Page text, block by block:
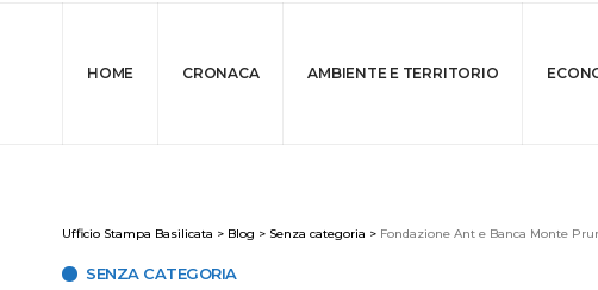
HOME CRONACA AMBIENTE E TERRITORIO
Ufficio Stampa Basilicata > Blog > Senza categoria > Fondazione Ant e Banca Monte
SENZA CATEGORIA